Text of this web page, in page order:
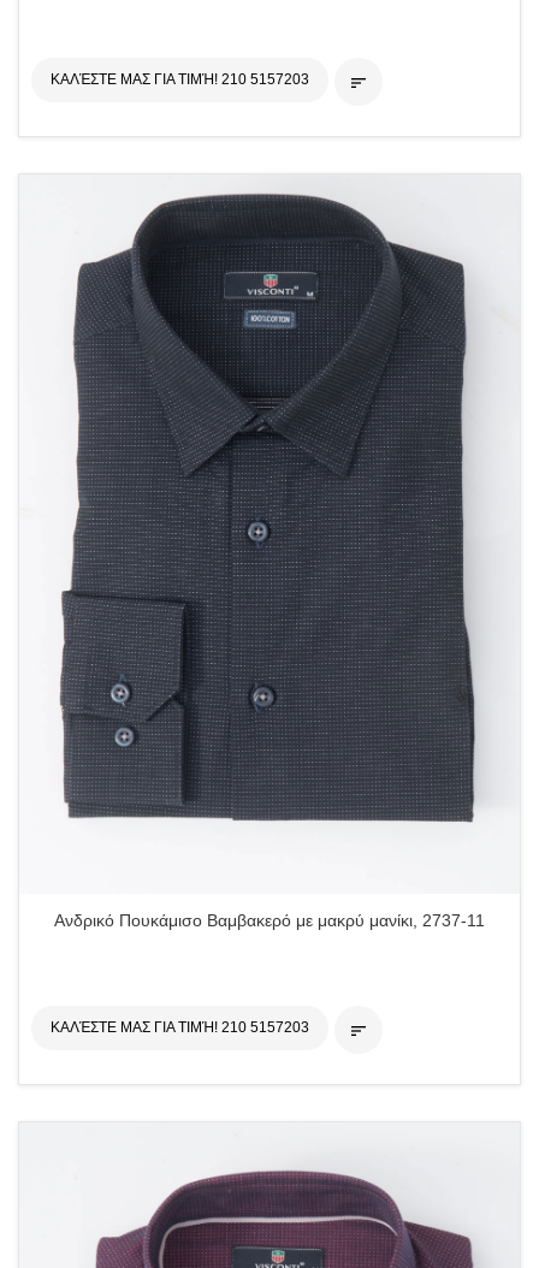
ΚΑΛΈΣΤΕ ΜΑΣ ΓΙΑ ΤΙΜΉ! 210 5157203 
Ανδρικό Πουκάμισο Βαμβακερό με μακρύ μανίκι, 2737-11
ΚΑΛΈΣΤΕ ΜΑΣ ΓΙΑ ΤΙΜΉ! 210 5157203 